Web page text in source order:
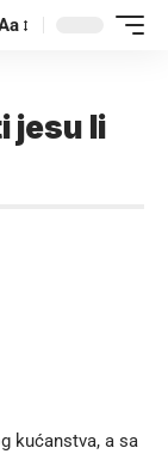
jesu li
kućanstva, a sa